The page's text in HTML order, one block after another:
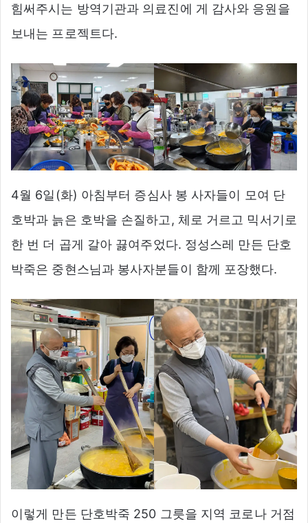
힘써주시는 방역기관과 의료진에 게 감사와 응원을
보내는 프로젝트다.
4월 6일(화) 아침부터 증심사 봉 사자들이 모여 단
호박과 늙은 호박을 손질하고, 체로 거르고 믹서기로
한 번 더 곱게 갈아 끓여주었다. 정성스레 만든 단호
박죽은 중현스님과 봉사자분들이 함께 포장했다.
이렇게 만든 단호박죽 250 그릇을 지역 코로나 거점